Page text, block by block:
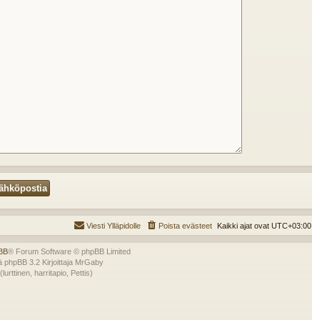
Kaikki ajat ovat UTC+03:00
Poista evästeet
Viesti Ylläpidolle
® Forum Software © phpBB Limited
phpBB 3.2 Kirjoittaja MrGaby
harritapio, Pettis)